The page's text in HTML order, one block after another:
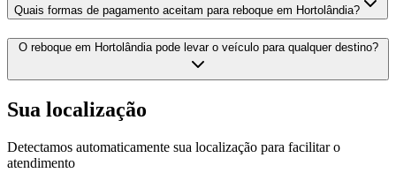
Quais formas de pagamento aceitam para reboque em Hortolândia?
O reboque em Hortolândia pode levar o veículo para qualquer destino?
Sua localização
Detectamos automaticamente sua localização para facilitar o
atendimento